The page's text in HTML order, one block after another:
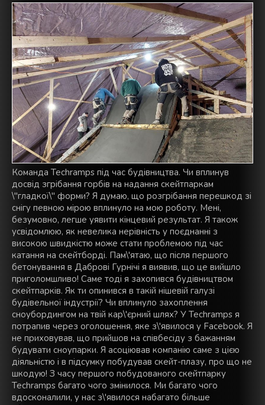
Команда Techramps під час будівництва. Чи вплинув
досвід згрібання горбів на надання скейтпаркам
\"гладкої\" форми? Я думаю, що розгрібання перешкод зі
снігу певною мірою вплинуло на мою роботу. Мені,
безумовно, легше уявити кінцевий результат. Я також
усвідомлюю, як невелика нерівність у поєднанні з
високою швидкістю може стати проблемою під час
катання на скейтборді. Пам\'ятаю, що після першого
бетонування в Даброві Гурнічі я виявив, що це вийшло
приголомшливо! Саме тоді я захопився будівництвом
скейтпарків. Як ти опинився в такій нішевій галузі
будівельної індустрії? Чи вплинуло захоплення
сноубордингом на твій кар\'єрний шлях? У Techramps я
потрапив через оголошення, яке з\'явилося у Facebook. Я
не приховував, що прийшов на співбесіду з бажанням
будувати сноупарки. Я асоціював компанію саме з цією
діяльністю і в підсумку побудував скейт-плазу, про що не
шкодую! З часу першого побудованого скейтпарку
Techramps багато чого змінилося. Ми багато чого
вдосконалили, у нас з\'явилося набагато більше